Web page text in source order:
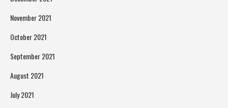
November 2021
October 2021
September 2021
August 2021
July 2021